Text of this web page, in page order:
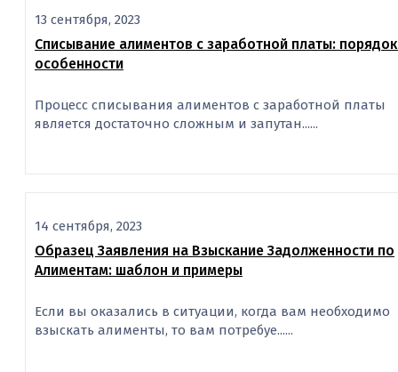
13 сентября, 2023
Списывание алиментов с заработной платы:
особенности
Процесс спиcывания алиментов с заработной платы
является достаточно сложным и запутан......
14 сентября, 2023
Образец Заявления на Взыскание Задолженности по
Алиментам: шаблон и примеры
Если вы оказались в ситуации, когда вам необходимо
взыскать алименты, то вам потребуе......